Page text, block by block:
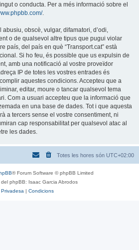
o conducta. Per a més informació sobre el
.
obscè, vulgar, difamatori, d’odi,
o de qualsevol altre tipus que pugui violar
país, del país en què “Transport.cat” està
Si ho feu, és possible que us expulsin de
amb una notificació al vostre proveïdor
IP de totes les vostres entrades és
aquestes condicions. Accepteu que a
editar, moure o tancar qualsevol tema
Com a usuari accepteu que la informació que
en una base de dades. Tot i que aquesta
a tercers sense el vostre consentiment, ni
cap responsabilitat per qualsevol atac al
les dades.
Totes les hores són UTC+02:00
® Forum Software © phpBB Limited
del phpBB: Isaac Garcia Abrodos
Privadesa | Condicions